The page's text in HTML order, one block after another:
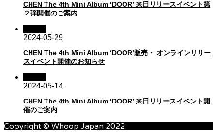
CHEN The 4th Mini Album ‘DOOR’ 来日リリースイベント第
２弾開催のご案内
2024-05-29
CHEN The 4th Mini Album ‘DOOR’販売・ オンラインリリー
スイベント開催のお知らせ
2024-05-14
CHEN The 4th Mini Album ‘DOOR’ 来日リリースイベント開
催のご案内
Copyright © Whoop Japan 2022